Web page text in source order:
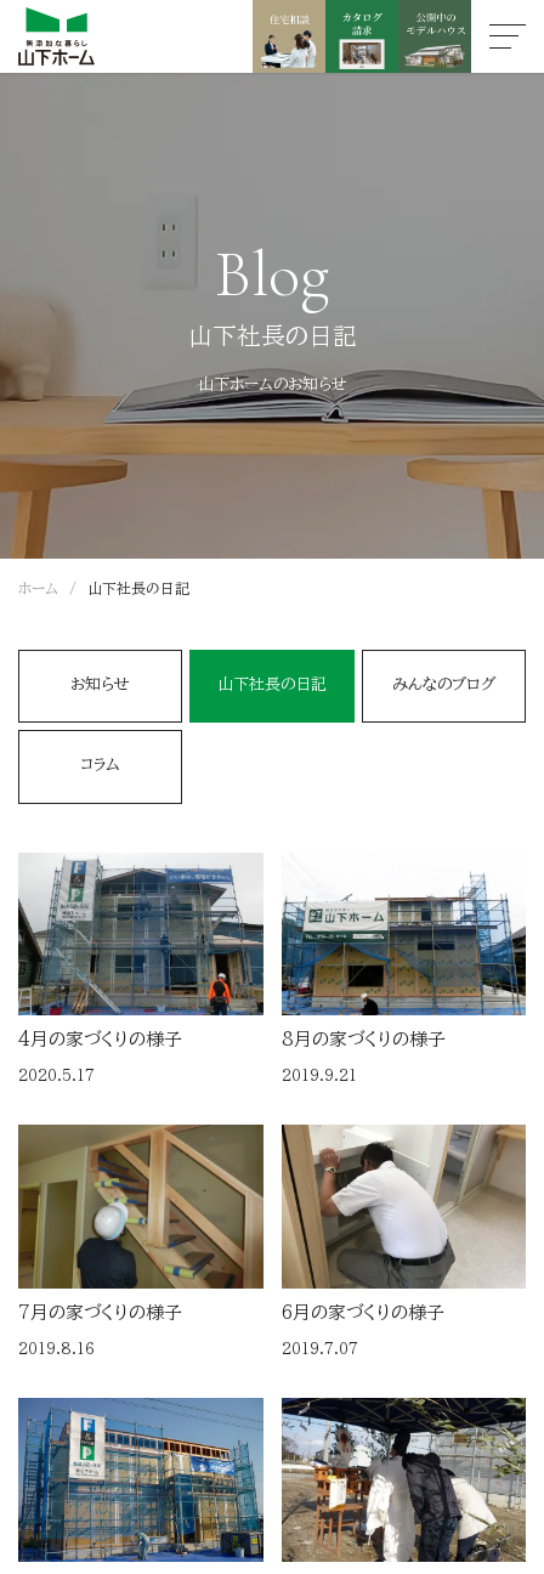
Blog
山下社長の日記
山下ホームのお知らせ
ホーム 山下社長の日記
お知らせ 山下社長の日記 みんなのブログ
コラム
4月の家づくりの様子
2020.5.17
8月の家づくりの様子
2019.9.21
7月の家づくりの様子
2019.8.16
6月の家づくりの様子
2019.7.07